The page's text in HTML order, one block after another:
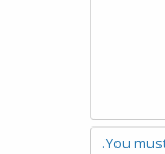
You